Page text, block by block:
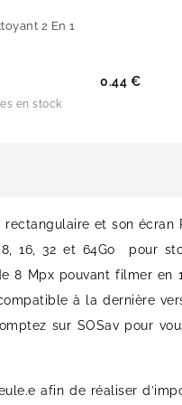
2 En 1
0.44 €
en stock
et son écran
16, 32 et 64Go pour
8 Mpx pouvant filmer en
à la dernière
sur SOSav pour
afin de réaliser